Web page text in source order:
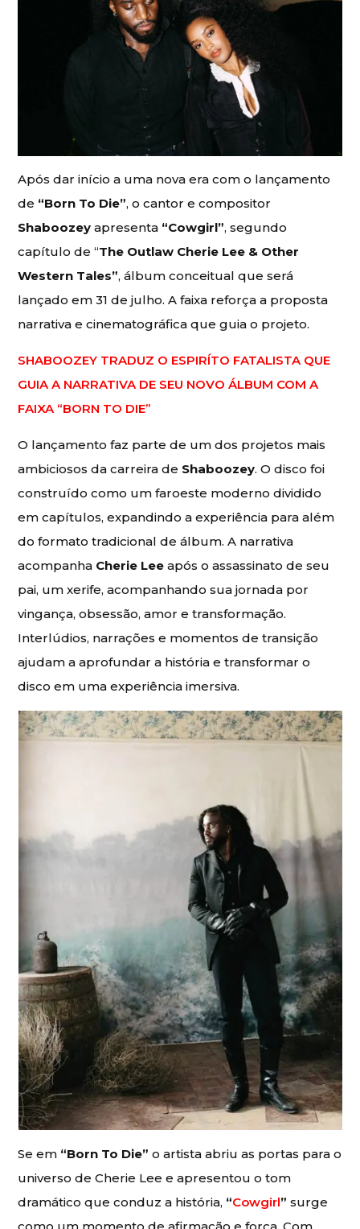
Após dar início a uma nova era com o lançamento
de “Born To Die”, o cantor e compositor
Shaboozey apresenta “Cowgirl”, segundo
capítulo de “The Outlaw Cherie Lee & Other
Western Tales”, álbum conceitual que será
lançado em 31 de julho. A faixa reforça a proposta
narrativa e cinematográfica que guia o projeto.
SHABOOZEY TRADUZ O ESPIRÍTO FATALISTA QUE
GUIA A NARRATIVA DE SEU NOVO ÁLBUM COM A
FAIXA “BORN TO DIE”
O lançamento faz parte de um dos projetos mais
ambiciosos da carreira de Shaboozey. O disco foi
construído como um faroeste moderno dividido
em capítulos, expandindo a experiência para além
do formato tradicional de álbum. A narrativa
acompanha Cherie Lee após o assassinato de seu
pai, um xerife, acompanhando sua jornada por
vingança, obsessão, amor e transformação.
Interlúdios, narrações e momentos de transição
ajudam a aprofundar a história e transformar o
disco em uma experiência imersiva.
Se em “Born To Die” o artista abriu as portas para o
universo de Cherie Lee e apresentou o tom
dramático que conduz a história, “Cowgirl” surge